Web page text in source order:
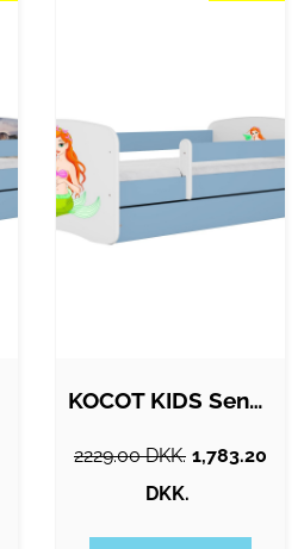
KOCOT KIDS Seng babydreams blå havfrue…
2229.00 DKK. 1,783.20
DKK.